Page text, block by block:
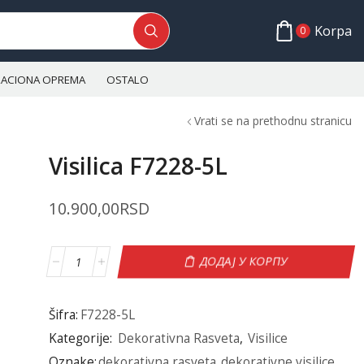
0 Korpa
OPREMA OSTALO
Vrati se na prethodnu stranicu
Visilica F7228-5L
10.900,00RSD
ДОДАЈ У КОРПУ
Šifra: F7228-5L
Kategorije: Dekorativna Rasveta, Visilice